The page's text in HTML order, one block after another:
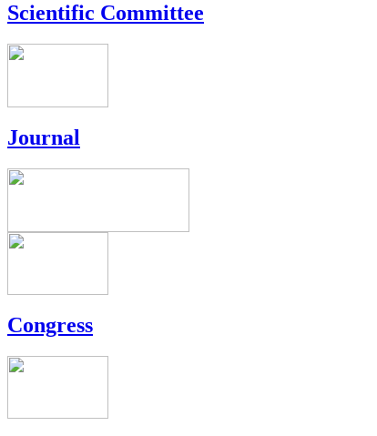
Scientific Committee
Journal
Congress